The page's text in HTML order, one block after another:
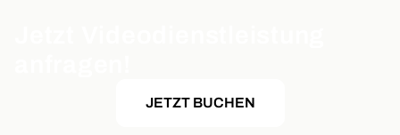
JETZT BUCHEN